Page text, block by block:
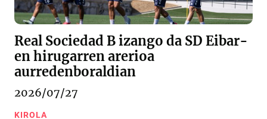
Real Sociedad B izango da SD Eibar-
en hirugarren arerioa
aurredenboraldian
2026/07/27
KIROLA